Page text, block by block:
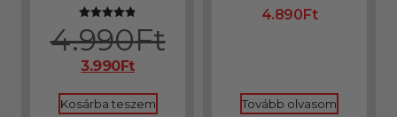
Értékelés:
4.80
/ 5
4.990Ft
3.990Ft
Kosárba teszem
4.890Ft
Tovább olvasom